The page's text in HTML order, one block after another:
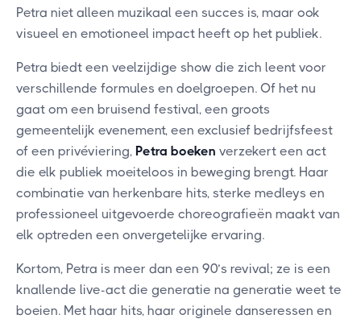
Petra niet alleen muzikaal een succes is, maar ook
visueel en emotioneel impact heeft op het publiek.
Petra biedt een veelzijdige show die zich leent voor
verschillende formules en doelgroepen. Of het nu
gaat om een bruisend festival, een groots
gemeentelijk evenement, een exclusief bedrijfsfeest
of een privéviering, Petra boeken verzekert een act
die elk publiek moeiteloos in beweging brengt. Haar
combinatie van herkenbare hits, sterke medleys en
professioneel uitgevoerde choreografieën maakt van
elk optreden een onvergetelijke ervaring.
Kortom, Petra is meer dan een 90’s revival; ze is een
knallende live-act die generatie na generatie weet te
boeien. Met haar hits, haar originele danseressen en